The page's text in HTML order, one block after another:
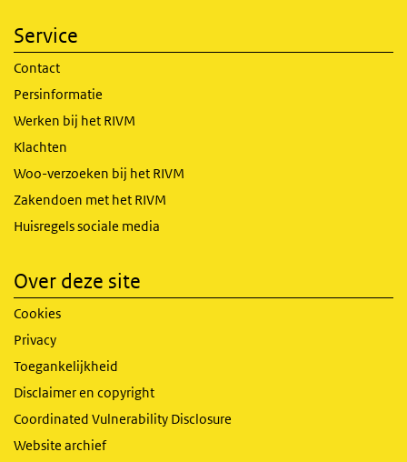
Service
Contact
Persinformatie
Werken bij het RIVM
Klachten
Woo-verzoeken bij het RIVM
Zakendoen met het RIVM
Huisregels sociale media
Over deze site
Cookies
Privacy
Toegankelijkheid
Disclaimer en copyright
Coordinated Vulnerability Disclosure
Website archief